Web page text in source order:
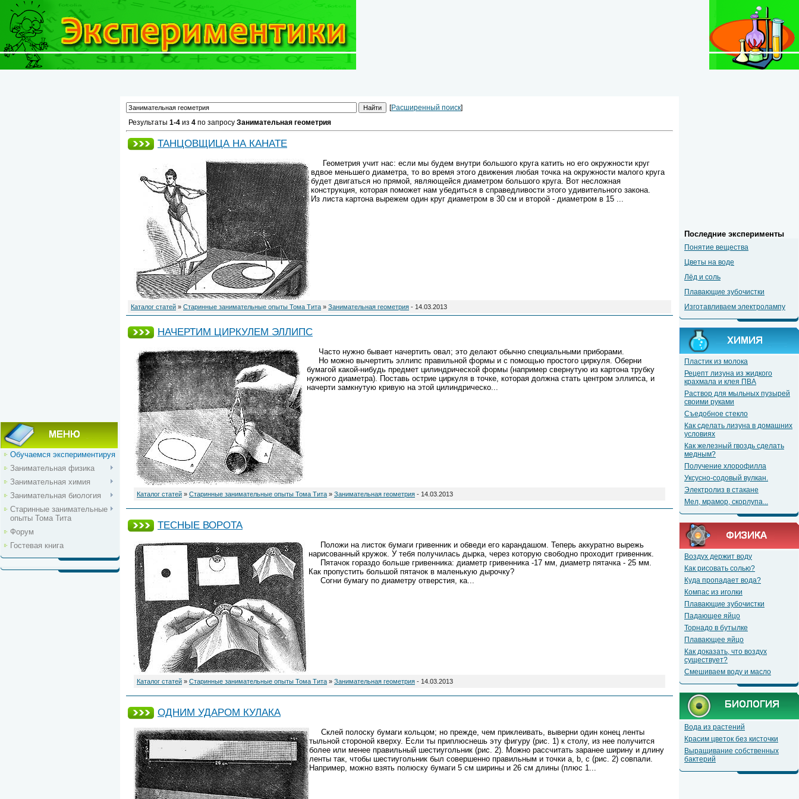
Обучаемся экспериментируя
Занимательная физика
Занимательная химия
Занимательная биология
Старинные занимательные
опыты Тома Тита
Форум
Гостевая книга
[Расширенный поиск]
Результаты 1-4 из 4 по запросу Занимательная геометрия
ТАНЦОВЩИЦА НА КАНАТЕ
Геометрия учит нас: если мы будем внутри большого круга катить но его окружности круг
вдвое меньшего диаметра, то во время этого движения любая точка на окружности малого круга
будет двигаться но прямой, являющейся диаметром большого круга. Вот несложная
конструкция, которая поможет нам убедиться в справедливости этого удивительного закона.
Из листа картона вырежем один круг диаметром в 30 см и второй - диаметром в 15 ...
Каталог статей » Старинные занимательные опыты Тома Тита » Занимательная геометрия - 14.03.2013
НАЧЕРТИМ ЦИРКУЛЕМ ЭЛЛИПС
Часто нужно бывает начертить овал; это делают обычно специальными приборами.
Но можно вычертить эллипс правильной формы и с помощью простого циркуля. Оберни
бумагой какой-нибудь предмет цилиндрической формы (например свернутую из картона трубку
нужного диаметра). Поставь острие циркуля в точке, которая должна стать центром эллипса, и
начерти замкнутую кривую на этой цилиндрическо...
Каталог статей » Старинные занимательные опыты Тома Тита » Занимательная геометрия - 14.03.2013
ТЕСНЫЕ ВОРОТА
Положи на листок бумаги гривенник и обведи его карандашом. Теперь аккуратно вырежь
нарисованный кружок. У тебя получилась дырка, через которую свободно проходит гривенник.
Пятачок гораздо больше гривенника: диаметр гривенника -17 мм, диаметр пятачка - 25 мм.
Как пропустить большой пятачок в маленькую дырочку?
Согни бумагу по диаметру отверстия, ка...
Каталог статей » Старинные занимательные опыты Тома Тита » Занимательная геометрия - 14.03.2013
ОДНИМ УДАРОМ КУЛАКА
Склей полоску бумаги кольцом; но прежде, чем приклеивать, выверни один конец ленты
тыльной стороной кверху. Если ты приплюснешь эту фигуру (рис. 1) к столу, из нее получится
более или менее правильный шестиугольник (рис. 2). Можно рассчитать заранее ширину и длину
ленты так, чтобы шестиугольник был совершенно правильным и точки а, b, с (рис. 2) совпали.
Например, можно взять полюску бумаги 5 см ширины и 26 см длины (плюс 1...
Последние эксперименты
Понятие вещества
Цветы на воде
Лёд и соль
Плавающие зубочистки
Изготавливаем электролампу
Пластик из молока
Рецепт лизуна из жидкого
крахмала и клея ПВА
Раствор для мыльных пузырей
своими руками
Съедобное стекло
Как сделать лизуна в домашних
условиях
Как железный гвоздь сделать
медным?
Получение хлорофилла
Уксусно-содовый вулкан.
Электролиз в стакане
Мел, мрамор, скорлупа...
Воздух держит воду
Как рисовать солью?
Куда пропадает вода?
Компас из иголки
Плавающие зубочистки
Падающее яйцо
Торнадо в бутылке
Плавающее яйцо
Как доказать, что воздух
существует?
Смешиваем воду и масло
Вода из растений
Красим цветок без кисточки
Выращивание собственных
бактерий